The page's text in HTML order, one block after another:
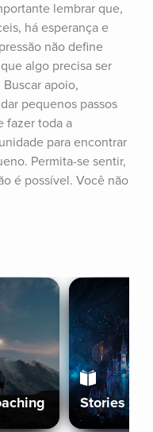
lembrar que,
há esperança e
não define
algo precisa ser
apoio,
pequenos passos
fazer toda a
para encontrar
Permita-se sentir,
é possível. Você não
Stories